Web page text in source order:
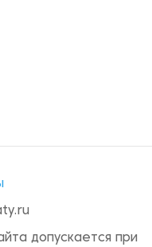
допускается при